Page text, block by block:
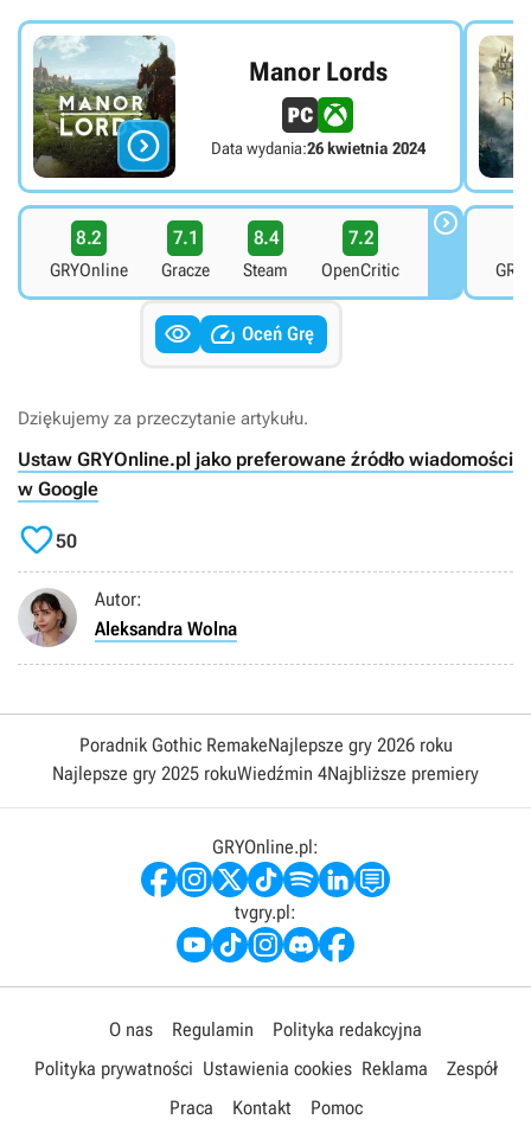

Manor Lords
Data wydania:26 kwietnia 2024
8.2
GRYOnline
7.1
Gracze
8.4
Steam
7.2
OpenCritic

  Oceń Grę
Dziękujemy za przeczytanie artykułu.
Ustaw GRYOnline.pl jako preferowane źródło wiadomości
w Google
50
Autor:
Aleksandra Wolna
Poradnik Gothic RemakeNajlepsze gry 2026 roku
Najlepsze gry 2025 rokuWiedźmin 4Najbliższe premiery
GRYOnline.pl:
tvgry.pl:
O nas Regulamin
Polityka redakcyjna
Polityka prywatności Ustawienia cookies Reklama
Zespół
Praca
Kontakt Pomoc